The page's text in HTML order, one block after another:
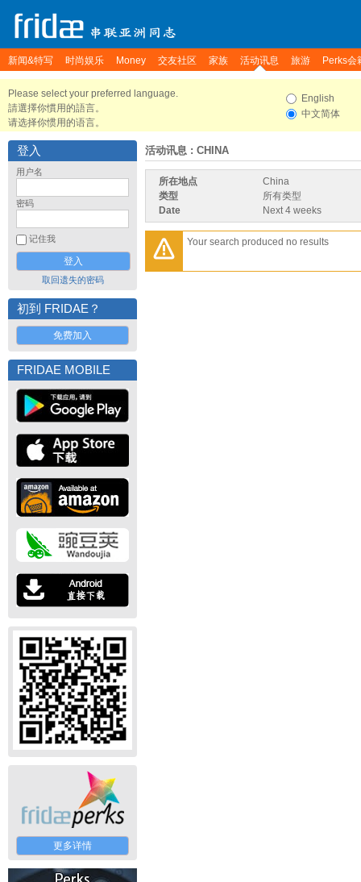
新闻&特写 时尚娱乐 Money 交友社区 家族 活动讯息 旅游 Perks会
Please select your preferred language.
請選擇你慣用的語言。
请选择你惯用的语言。
English
中文简体
登入
用户名
密码
记住我
取回遗失的密码
初到 FRIDAE？
免费加入
FRIDAE MOBILE
更多详情
活动讯息 : CHINA
所在地点
China
类型
所有类型
Date
Next 4 weeks
Your search produced no results